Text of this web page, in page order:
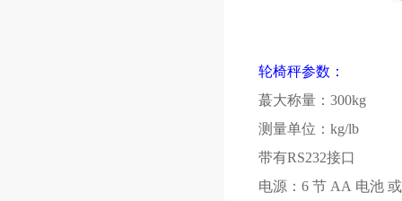
轮椅秤参数：
蕞大称量： 300kg
测量单位： kg/lb
带有RS232接口
电源： 6 节 AA 电池